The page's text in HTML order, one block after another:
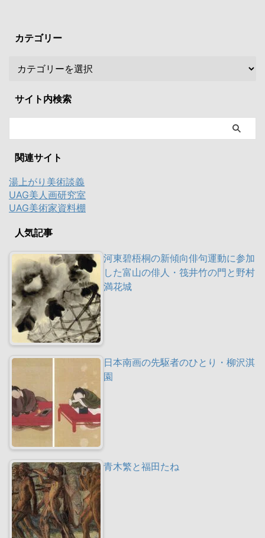
カテゴリー
サイト内検索
関連サイト
湯上がり美術談義
UAG美人画研究室
UAG美術家資料棚
人気記事
河東碧梧桐の新傾向俳句運動に参加
した富山の俳人・筏井竹の門と野村
満花城
日本南画の先駆者のひとり・柳沢淇
園
青木繁と福田たね